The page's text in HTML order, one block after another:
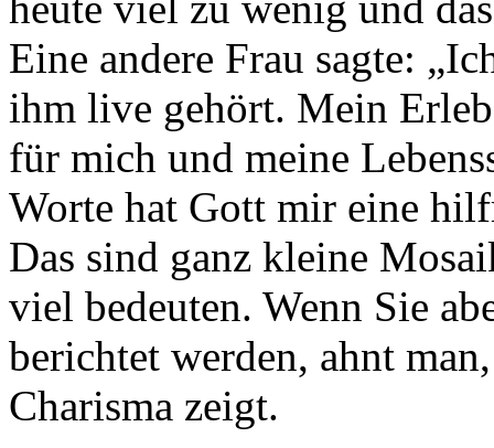
Eine andere Frau sagte:
ihm live gehört. Mein
für mich und meine
Worte hat Gott mir eine
Das sind ganz kleine
viel bedeuten. Wenn Sie
berichtet werden, ahnt
Charisma zeigt.